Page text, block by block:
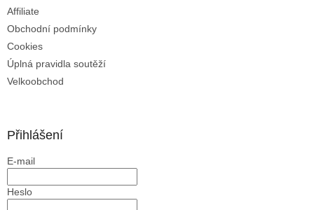
Affiliate
Obchodní podmínky
Cookies
Úplná pravidla soutěží
Velkoobchod
Přihlášení
E-mail
Heslo